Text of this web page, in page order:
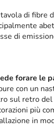
di fibre
di
forare le
con un
sul retro
più
in